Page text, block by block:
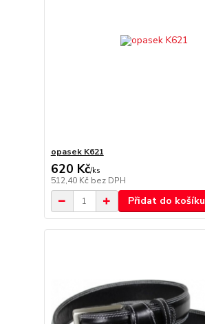
opasek K621
620 Kč/ks
512,40 Kč bez DPH
Přidat do košíku